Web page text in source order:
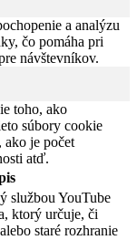
a analýzu
čo pomáha pri
návštevníkov.
toho, ako
súbory cookie
je počet
atď.
službou YouTube
ktorý určuje, či
staré rozhranie